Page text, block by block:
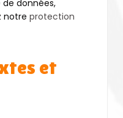
données,
notreprotection
et